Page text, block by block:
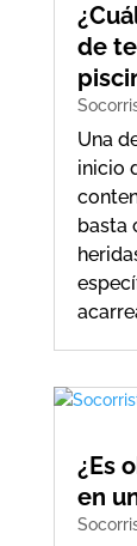
de
Una
inicio
basta
¿Es
en